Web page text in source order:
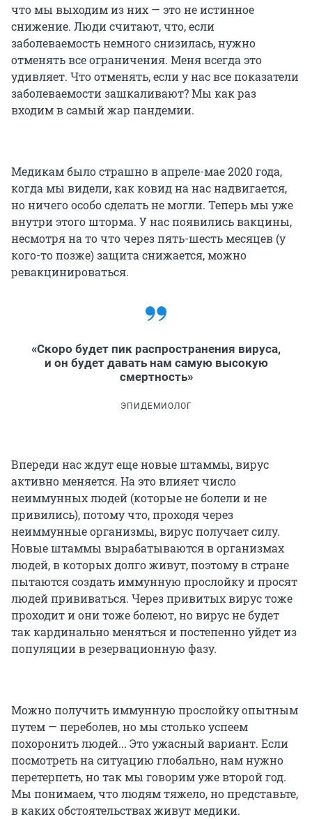
что мы выходим из них — это не истинное
снижение. Люди считают, что, если
заболеваемость немного снизилась, нужно
отменять все ограничения. Меня всегда это
удивляет. Что отменять, если у нас все показатели
заболеваемости зашкаливают? Мы как раз
входим в самый жар пандемии.
Медикам было страшно в апреле-мае 2020 года,
когда мы видели, как ковид на нас надвигается,
но ничего особо сделать не могли. Теперь мы уже
внутри этого шторма. У нас появились вакцины,
несмотря на то что через пять-шесть месяцев (у
кого-то позже) защита снижается, можно
ревакцинироваться.
«Скоро будет пик распространения вируса,
и он будет давать нам самую высокую
смертность»
ЭПИДЕМИОЛОГ
Впереди нас ждут еще новые штаммы, вирус
активно меняется. На это влияет число
неиммунных людей (которые не болели и не
привились), потому что, проходя через
неиммунные организмы, вирус получает силу.
Новые штаммы вырабатываются в организмах
людей, в которых долго живут, поэтому в стране
пытаются создать иммунную прослойку и просят
людей прививаться. Через привитых вирус тоже
проходит и они тоже болеют, но вирус не будет
так кардинально меняться и постепенно уйдет из
популяции в резервационную фазу.
Можно получить иммунную прослойку опытным
путем — переболев, но мы столько успеем
похоронить людей... Это ужасный вариант. Если
посмотреть на ситуацию глобально, нам нужно
перетерпеть, но так мы говорим уже второй год.
Мы понимаем, что людям тяжело, но представьте,
в каких обстоятельствах живут медики.